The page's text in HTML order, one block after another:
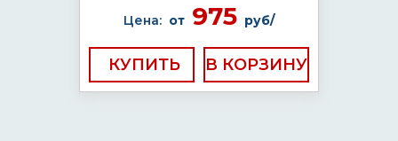
Цена: от 975 руб/
КУПИТЬ